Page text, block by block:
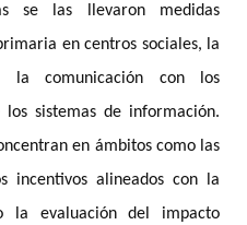
se las llevaron medidas
en centros sociales, la
la comunicación con los
sistemas de información.
en ámbitos como las
incentivos alineados con la
la evaluación del impacto